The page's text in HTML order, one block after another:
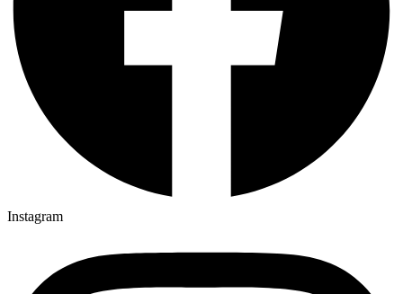
Instagram